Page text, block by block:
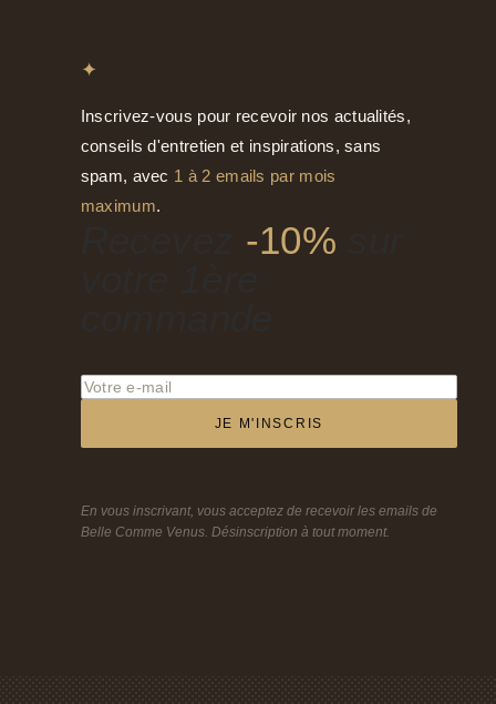
✦
Inscrivez-vous pour recevoir nos actualités,
conseils d'entretien et inspirations, sans
spam, avec 1 à 2 emails par mois
maximum.
-10%
JE M'INSCRIS
En vous inscrivant, vous acceptez de recevoir les emails de
Belle Comme Venus. Désinscription à tout moment.